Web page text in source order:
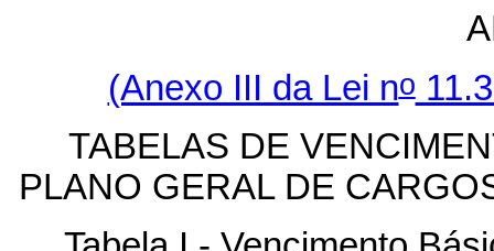
(Anexo III da Lei no
TABELAS DE
PLANO GERAL DE